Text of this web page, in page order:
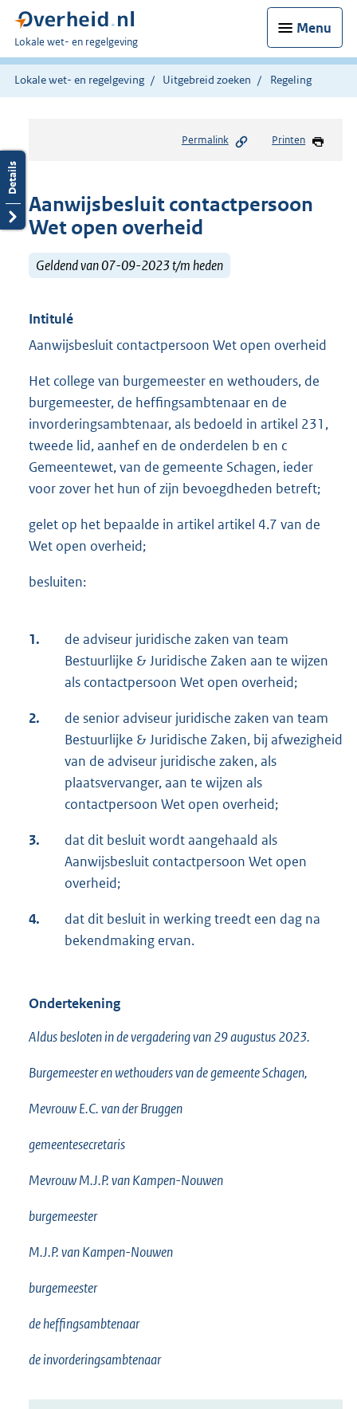
Menu
U
bent
hier:
Lokale wet- en regelgeving
Lokale wet- en regelgeving Uitgebreid zoeken Regeling
Permalink Printen
Aanwijsbesluit contactpersoon
Wet open overheid
Geldend van 07-09-2023 t/m heden
Intitulé
Aanwijsbesluit contactpersoon Wet open overheid
Het college van burgemeester en wethouders, de
burgemeester, de heffingsambtenaar en de
invorderingsambtenaar, als bedoeld in artikel 231,
tweede lid, aanhef en de onderdelen b en c
Gemeentewet, van de gemeente Schagen, ieder
voor zover het hun of zijn bevoegdheden betreft;
gelet op het bepaalde in artikel artikel 4.7 van de
Wet open overheid;
besluiten:
1.
de adviseur juridische zaken van team
Bestuurlijke & Juridische Zaken aan te wijzen
als contactpersoon Wet open overheid;
2.
de senior adviseur juridische zaken van team
Bestuurlijke & Juridische Zaken, bij afwezigheid
van de adviseur juridische zaken, als
plaatsvervanger, aan te wijzen als
contactpersoon Wet open overheid;
3.
dat dit besluit wordt aangehaald als
Aanwijsbesluit contactpersoon Wet open
overheid;
4.
dat dit besluit in werking treedt een dag na
bekendmaking ervan.
Ondertekening
Aldus besloten in de vergadering van 29 augustus 2023.
Burgemeester en wethouders van de gemeente Schagen,
Mevrouw E.C. van der Bruggen
gemeentesecretaris
Mevrouw M.J.P. van Kampen-Nouwen
burgemeester
M.J.P. van Kampen-Nouwen
burgemeester
de heffingsambtenaar
de invorderingsambtenaar